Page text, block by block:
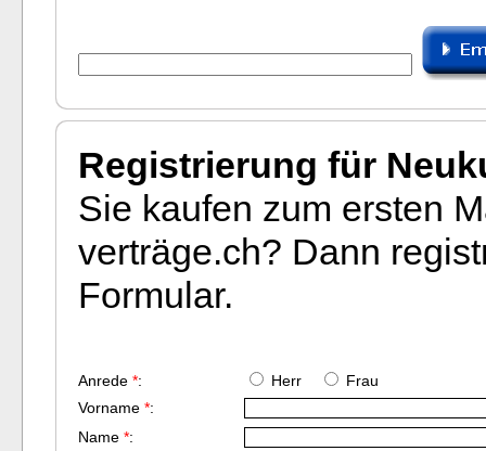
Registrierung für
Sie kaufen zum ersten
verträge.ch? Dann
Formular.
Anrede *: Herr
Frau
Vorname *:
Name *: